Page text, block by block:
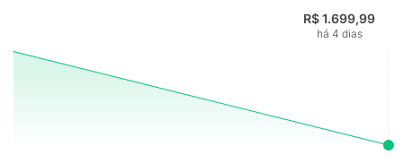
R$ 1.699,99
há 4 dias